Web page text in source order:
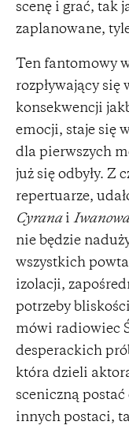
scenę i grać, tak
zaplanowane,
Ten fantomowy
rozpływający się
konsekwencji
emocji, staje się
dla pierwszych
już się odbyły. Z
repertuarze,
Cyranai Iwanowa
nie będzie
wszystkich
izolacji,
potrzeby
mówi radiowiec
desperackich
która dzieli
sceniczną
innych postaci,